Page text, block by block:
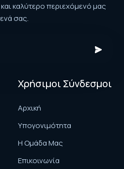
καλύτερο περιεχόμενό μας
σας.
Χρήσιμοι Σύνδεσμοι
Αρχική
Υπογονιμότητα
H Ομάδα Μας
Επικοινωνία